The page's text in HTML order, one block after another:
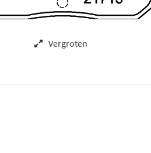
Vergroten